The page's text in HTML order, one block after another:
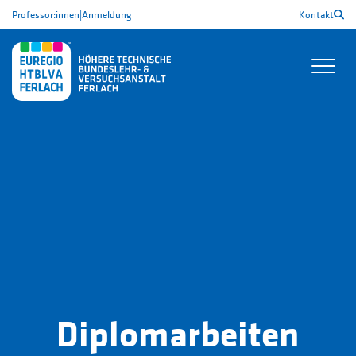
Professor:innen|Anmeldung Kontakt
Diplomarbeiten